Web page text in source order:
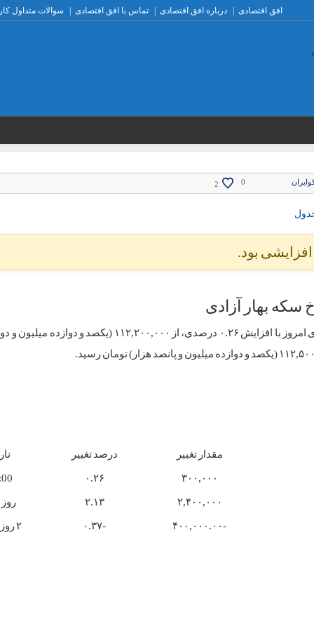
افق اقتصادی درباره افق اقتصادی تماس با افق اقتصادی سوالات متداول
0
2
بود.
سکه بهار آزادی
سکه بهار آزادی امروز با افزایش ۰.۲۶ درصدی، از ۱۱۲,۲۰۰,۰۰۰ (یکصد
مقدار تغییر درصد تغییر
۳۰۰,۰۰۰ ۰.۲۶
۲,۴۰۰,۰۰۰ ۲.۱۳
-۴۰۰,۰۰۰.۰۰ -۰.۳۷ ۲ روز پیش